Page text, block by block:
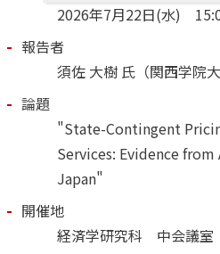
2026年7月22日(水)
報告者
須佐 大樹 氏（関西学院大
論題
"State-Contingent
Services: Evidence
Japan"
開催地
経済学研究科 中会議室